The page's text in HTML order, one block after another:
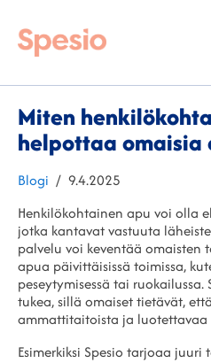
Miten
helpottaa omaisia
Kategoriat
Blogi Julkaistu
9.4.2025
Henkilökohtainen apu voi olla
jotka kantavat vastuuta
palvelu voi keventää omaisten
apua päivittäisissä toimissa,
peseytymisessä tai
tukea, sillä omaiset tietävät,
ammattitaitoista ja luotettavaa
Esimerkiksi Spesio tarjoaa juuri